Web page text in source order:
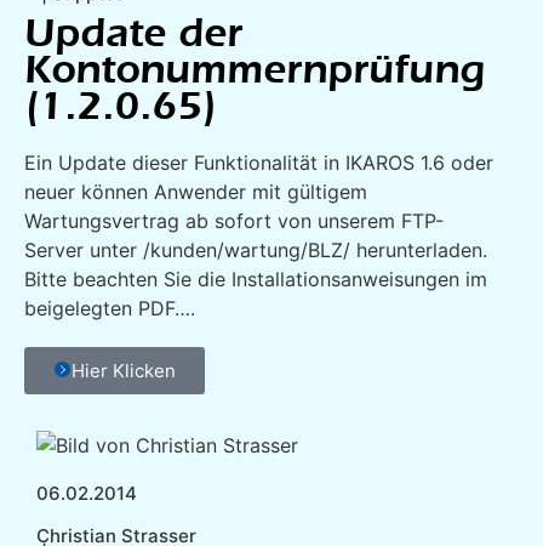
Update der
Kontonummernprüfung
(1.2.0.65)
Ein Update dieser Funktionalität in IKAROS 1.6 oder
neuer können Anwender mit gültigem
Wartungsvertrag ab sofort von unserem FTP-
Server unter /kunden/wartung/BLZ/ herunterladen.
Bitte beachten Sie die Installationsanweisungen im
beigelegten PDF….
Hier Klicken
06.02.2014
Christian Strasser